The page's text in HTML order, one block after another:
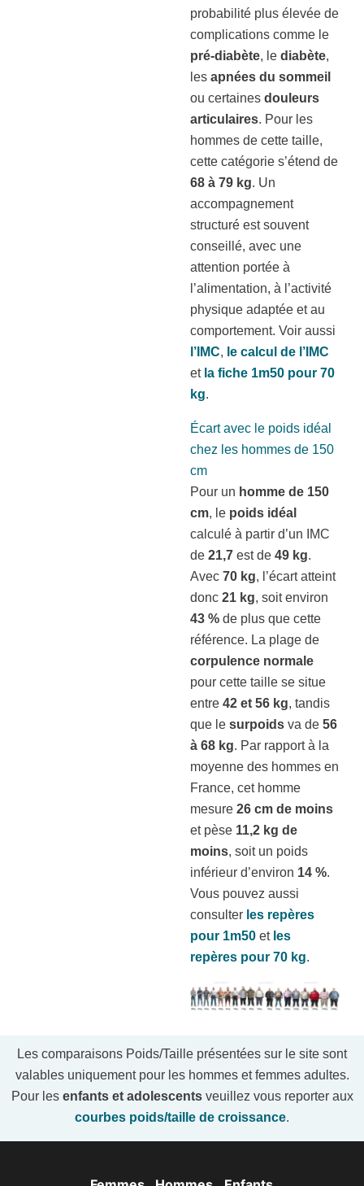
probabilité plus élevée de
complications comme le
pré-diabète, le diabète,
les apnées du sommeil
ou certaines douleurs
articulaires. Pour les
hommes de cette taille,
cette catégorie s’étend de
68 à 79 kg. Un
accompagnement
structuré est souvent
conseillé, avec une
attention portée à
l’alimentation, à l’activité
physique adaptée et au
comportement. Voir aussi
l’IMC, le calcul de l’IMC
et la fiche 1m50 pour 70
kg.
Écart avec le poids idéal
chez les hommes de 150
cm
Pour un homme de 150
cm, le poids idéal
calculé à partir d’un IMC
de 21,7 est de 49 kg.
Avec 70 kg, l’écart atteint
donc 21 kg, soit environ
43 % de plus que cette
référence. La plage de
corpulence normale
pour cette taille se situe
entre 42 et 56 kg, tandis
que le surpoids va de 56
à 68 kg. Par rapport à la
moyenne des hommes en
France, cet homme
mesure 26 cm de moins
et pèse 11,2 kg de
moins, soit un poids
inférieur d’environ 14 %.
Vous pouvez aussi
consulter les repères
pour 1m50 et les
repères pour 70 kg.
Les comparaisons Poids/Taille présentées sur le site sont
valables uniquement pour les hommes et femmes adultes.
Pour les enfants et adolescentsveuillez vous reporter aux
courbes poids/taille de croissance.